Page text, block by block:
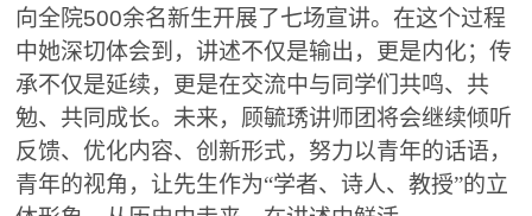
向全院500余名新生开展了七场宣讲。在这个过程
中她深切体会到，讲述不仅是输出，更是内化；传
承不仅是延续，更是在交流中与同学们共鸣、共
勉、共同成长。未来，顾毓琇讲师团将会继续倾听
反馈、优化内容、创新形式，努力以青年的话语，
青年的视角，让先生作为“学者、诗人、教授”的立